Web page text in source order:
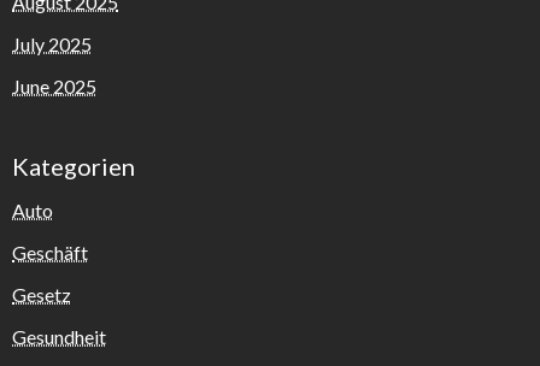
July 2025
June 2025
Kategorien
Auto
Geschäft
Gesetz
Gesundheit